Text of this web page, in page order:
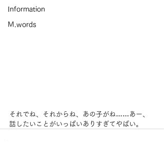
Information
M.words
それでね、それからね、あの子がね……あー、
話したいことがいっぱいありすぎてやばい。